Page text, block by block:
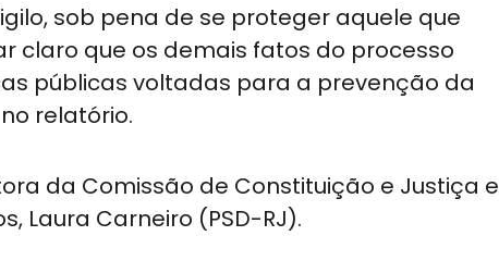
sob pena de se proteger aquele que
claro que os demais fatos do processo
públicas voltadas para a prevenção da
relatório.
da Comissão de Constituição e Justiça e
Laura Carneiro (PSD-RJ).